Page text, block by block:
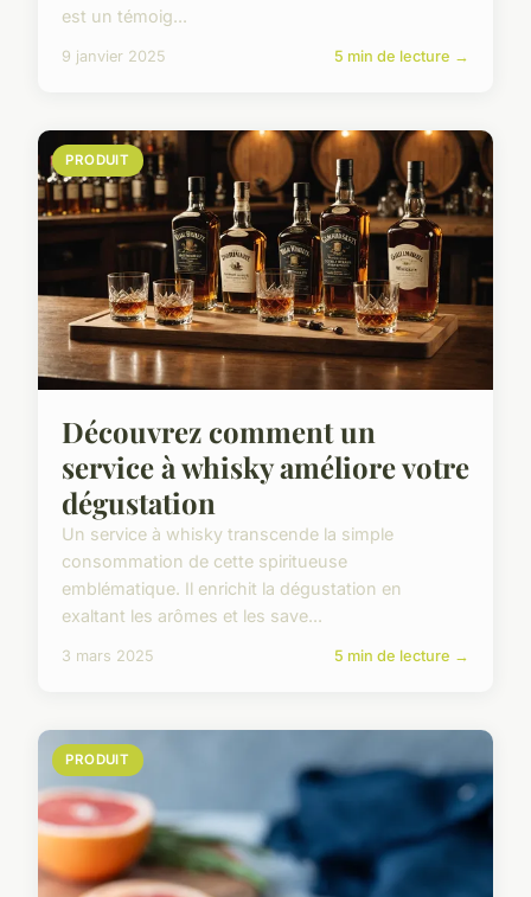
est un témoig...
9 janvier 2025 5 min de lecture →
PRODUIT
Découvrez comment un
service à whisky améliore votre
dégustation
Un service à whisky transcende la simple
consommation de cette spiritueuse
emblématique. Il enrichit la dégustation en
exaltant les arômes et les save...
3 mars 2025 5 min de lecture →
PRODUIT